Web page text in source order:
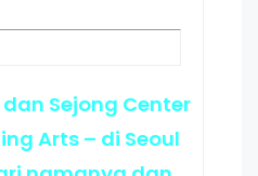
Sejong Center
Arts – di Seoul